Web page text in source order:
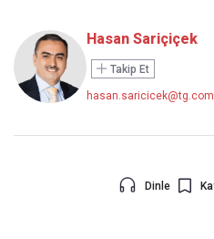
Hasan Sariçiçek
Takip Et
Dinle